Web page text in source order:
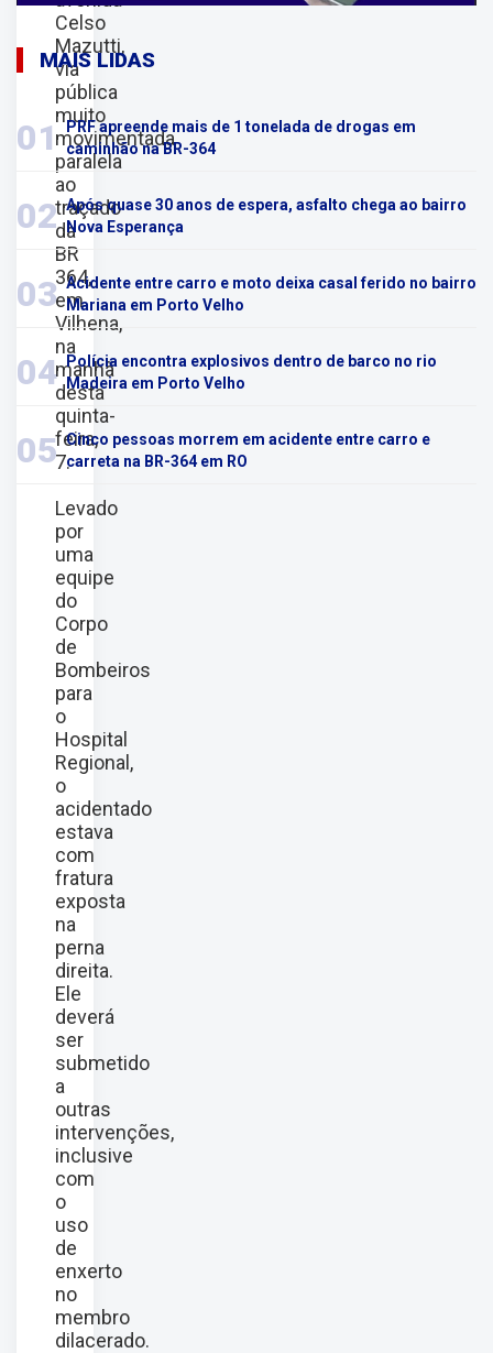
Celso
Mazutti,
via
pública
muito
movimentada
paralela
ao
traçado
da
BR
364,
em
Vilhena,
na
manhã
desta
quinta-
feira,
7.
Levado
por
uma
equipe
do
Corpo
de
Bombeiros
para
o
Hospital
Regional,
o
acidentado
estava
com
fratura
exposta
na
perna
direita.
Ele
deverá
ser
submetido
a
outras
intervenções,
inclusive
com
o
uso
de
enxerto
no
membro
dilacerado.
MAIS LIDAS
01
PRF apreende mais de 1 tonelada de drogas em
caminhão na BR-364
02 Após quase 30 anos de espera, asfalto chega ao bairro
Nova Esperança
03 Acidente entre carro e moto deixa casal ferido no bairro
Mariana em Porto Velho
04
Polícia encontra explosivos dentro de barco no rio
Madeira em Porto Velho
05 Cinco pessoas morrem em acidente entre carro e
carreta na BR-364 em RO